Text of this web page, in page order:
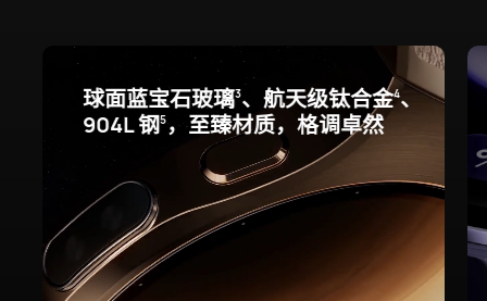
球面蓝宝石玻璃3、航天级钛合金4、
904L 钢5 ，至臻材质，格调卓⁠然